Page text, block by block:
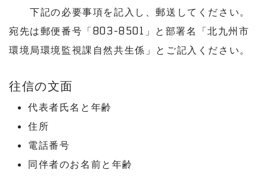
下記の必要事項を記入し、郵送してください。
宛先は郵便番号「803-8501」と部署名「北九州市
環境局環境監視課自然共生係」とご記入ください。
往信の文面
代表者氏名と年齢
住所
電話番号
同伴者のお名前と年齢